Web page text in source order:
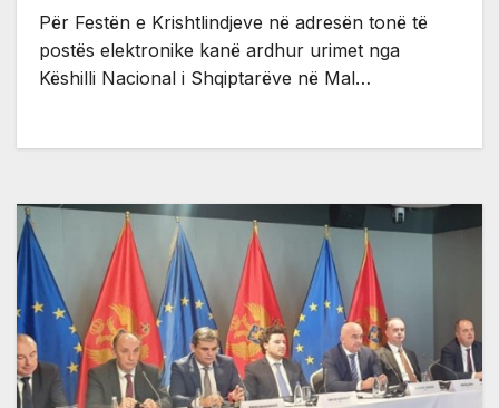
Për Festën e Krishtlindjeve në adresën tonë të
postës elektronike kanë ardhur urimet nga
Këshilli Nacional i Shqiptarëve në Mal…